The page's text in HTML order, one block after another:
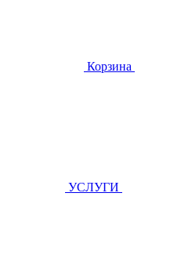
Корзина
УСЛУГИ